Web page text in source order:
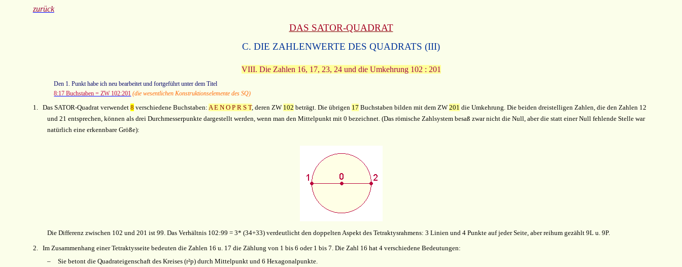
zurück
DAS SATOR-QUADRAT
C. DIE ZAHLENWERTE DES QUADRATS (III)
VIII. Die Zahlen 16, 17, 23, 24 und die Umkehrung 102 : 201
Den 1. Punkt habe ich neu bearbeitet und fortgeführt unter dem Titel
8:17 Buchstaben = ZW 102:201 (die wesentlichen Konstruktionselemente des SQ)
1. Das SATOR-Quadrat verwendet 8 verschiedene Buchstaben: A E N O P R S T, deren ZW 102 beträgt. Die übrigen 17 Buchstaben bilden mit dem ZW 201 die Umkehrung. Die beiden dreistelligen Zahlen, die den Zahlen 12
und 21 entsprechen, können als drei Durchmesserpunkte dargestellt werden, wenn man den Mittelpunkt mit 0 bezeichnet. (Das römische Zahlsystem besaß zwar nicht die Null, aber die statt einer Null fehlende Stelle war
natürlich eine erkennbare Größe):
Die Differenz zwischen 102 und 201 ist 99. Das Verhältnis 102:99 = 3* (34+33) verdeutlicht den doppelten Aspekt des Tetraktysrahmens: 3 Linien und 4 Punkte auf jeder Seite, aber reihum gezählt 9L u. 9P.
2.
Im Zusammenhang einer Tetraktysseite bedeuten die Zahlen 16 u. 17 die Zählung von 1 bis 6 oder 1 bis 7. Die Zahl 16 hat 4 verschiedene Bedeutungen:
–
Sie betont die Quadrateigenschaft des Kreises (r²p) durch Mittelpunkt und 6 Hexagonalpunkte.